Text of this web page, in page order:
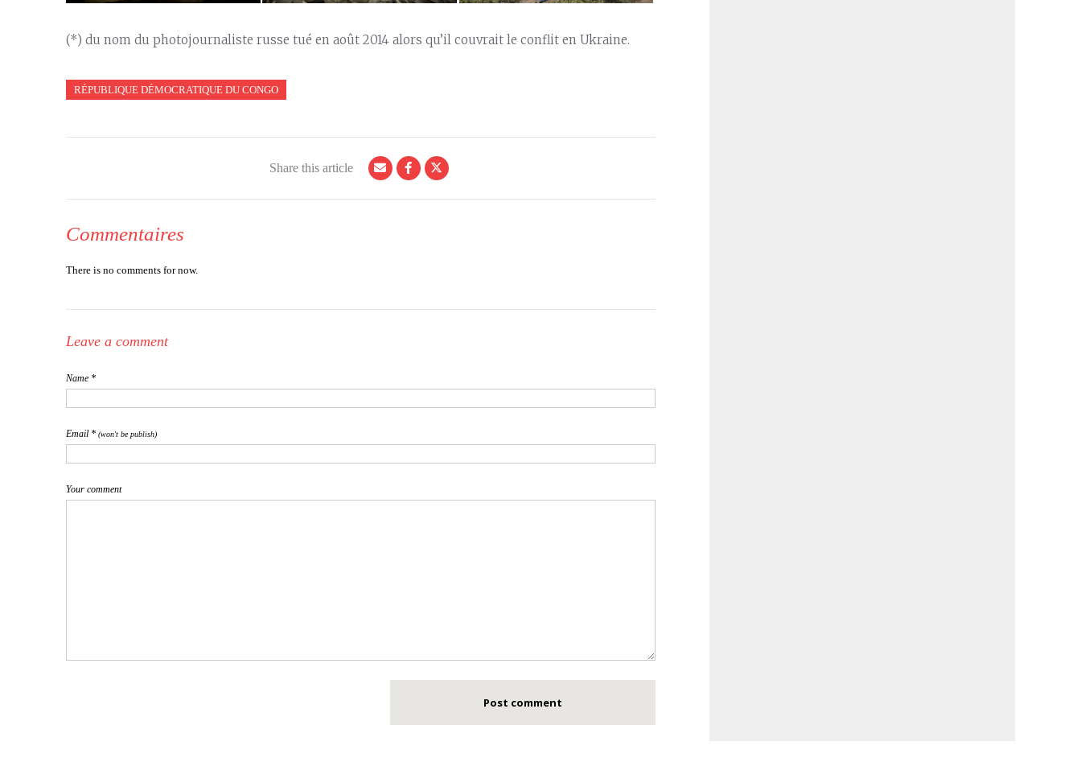
(*) du nom du photojournaliste russe tué en août 2014 alors qu’il couvrait le conflit en Ukraine.
RÉPUBLIQUE DÉMOCRATIQUE DU CONGO
Share this article
Commentaires
There is no comments for now.
Leave a comment
Name *
Email * (won't be publish)
Your comment